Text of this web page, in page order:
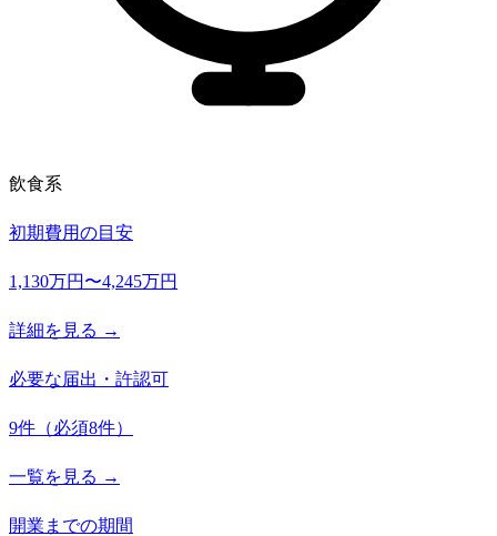
飲食系
初期費用の目安
1,130万円〜4,245万円
詳細を見る →
必要な届出・許認可
9件 （必須8件）
一覧を見る →
開業までの期間